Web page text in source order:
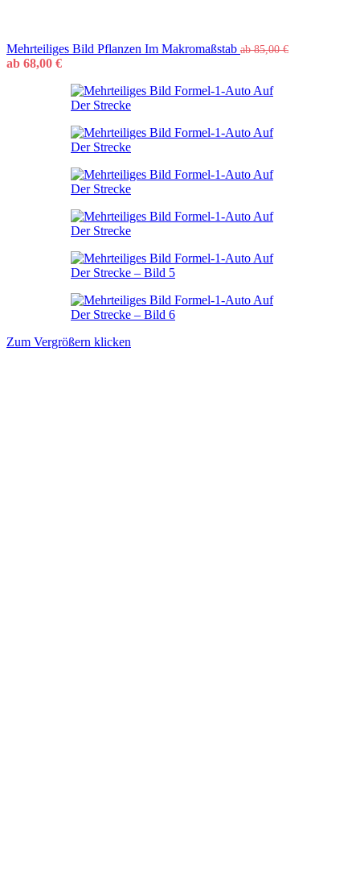
Mehrteiliges Bild Pflanzen Im Makromaßstab ab85,00€
ab 68,00 €
Zum Vergrößern klicken